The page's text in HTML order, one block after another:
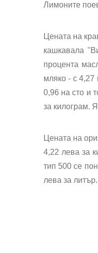
Лимоните
Цената на
кашкавала
процента
мляко - с 4,27
0,96 на сто и
за килограм.
Цената на
4,22 лева за
тип 500 се
лева за